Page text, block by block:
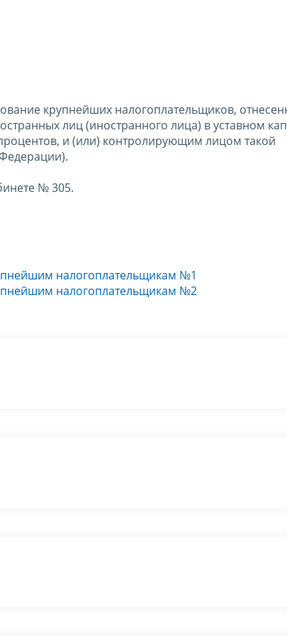
крупнейших налогоплательщиков,
лиц (иностранного лица) в уставном
и (или) контролирующим лицом такой
№ 305.
налогоплательщикам №1
налогоплательщикам №2